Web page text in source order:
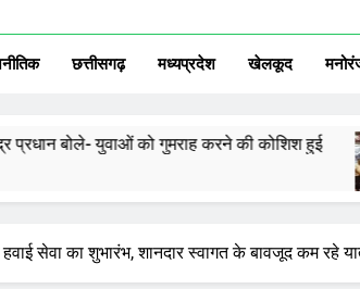
छत्तीसगढ़ मध्‍यप्रदेश खेलकूद
युवाओं को गुमराह करने की कोशिश हुई
सेवा का शुभारंभ, शानदार स्वागत के बावजूद कम रहे